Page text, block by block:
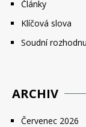
Články
Klíčová slova
Soudní
ARCHIV
Červenec 2026